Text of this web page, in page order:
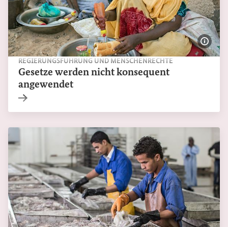
REGIERUNGSFÜHRUNG UND MENSCHENRECHTE
Gesetze werden nicht konsequent
angewendet